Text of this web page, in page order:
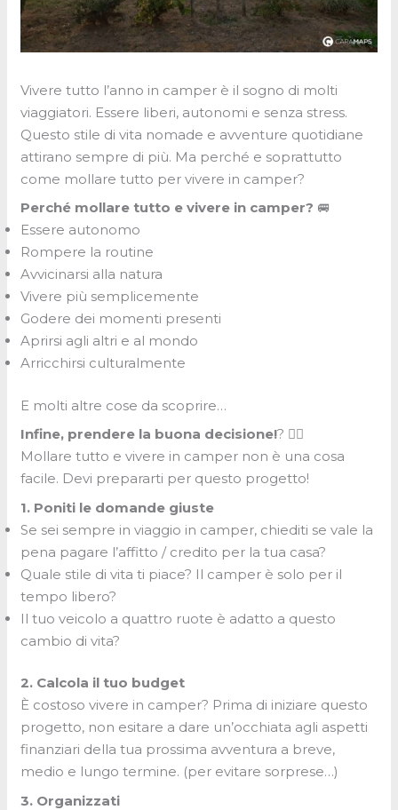
Vivere tutto l’anno in camper è il sogno di molti
viaggiatori. Essere liberi, autonomi e senza stress.
Questo stile di vita nomade e avventure quotidiane
attirano sempre di più. Ma perché e soprattutto
come mollare tutto per vivere in camper?
Perché mollare tutto e vivere in camper? 🚐
Essere autonomo
Rompere la routine
Avvicinarsi alla natura
Vivere più semplicemente
Godere dei momenti presenti
Aprirsi agli altri e al mondo
Arricchirsi culturalmente
E molti altre cose da scoprire…
Infine, prendere la buona decisione!? ✌🏼
Mollare tutto e vivere in camper non è una cosa
facile. Devi prepararti per questo progetto!
1. Poniti le domande giuste
Se sei sempre in viaggio in camper, chiediti se vale la
pena pagare l’affitto / credito per la tua casa?
Quale stile di vita ti piace? Il camper è solo per il
tempo libero?
Il tuo veicolo a quattro ruote è adatto a questo
cambio di vita?
2. Calcola il tuo budget
È costoso vivere in camper? Prima di iniziare questo
progetto, non esitare a dare un’occhiata agli aspetti
finanziari della tua prossima avventura a breve,
medio e lungo termine. (per evitare sorprese…)
3. Organizzati